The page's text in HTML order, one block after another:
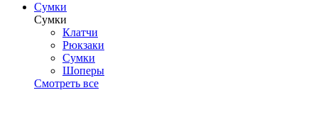
Сумки
Сумки
Клатчи
Рюкзаки
Сумки
Шоперы
Смотреть все